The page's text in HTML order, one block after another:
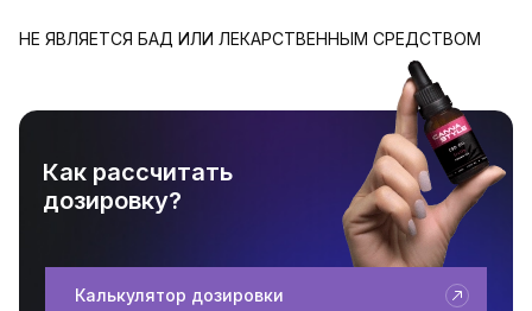
НЕ ЯВЛЯЕТСЯ БАД ИЛИ ЛЕКАРСТВЕННЫМ СРЕДСТВОМ
Как рассчитать
дозировку?
Калькулятор дозировки